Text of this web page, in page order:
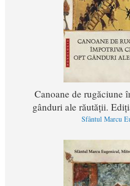
Canoane de rugăciune
gânduri ale răutății.
Sfântul Marcu